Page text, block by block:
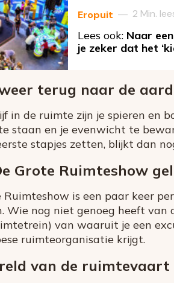
Eropuit — 2 Min.
Lees ook: Naar
je zeker dat het
terug naar de
in de ruimte zijn je spieren en
staan en je evenwicht te
stapjes zetten, blijkt dan
Grote Ruimteshow
Ruimteshow is een paar keer
Wie nog niet genoeg heeft van
van waaruit je een
ruimteorganisatie krijgt.
van de